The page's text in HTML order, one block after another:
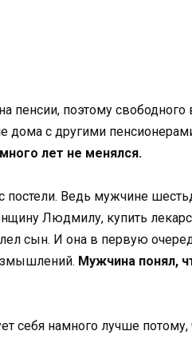
пенсии, поэтому
дома с другими
лет не менялся.
Ведь мужчине
Людмилу, купить
сын. И она в первую
Мужчина понял,
себя намного лучше потому,